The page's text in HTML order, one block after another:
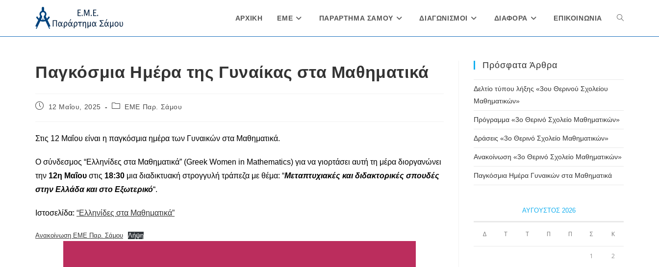
ΑΡΧΙΚΗ ΕΜΕ ΠΑΡΑΡΤΗΜΑ ΣΑΜΟΥ ΔΙΑΓΩΝΙΣΜΟΙ ΔΙΑΦΟΡΑ ΕΠΙΚΟΙΝΩΝΙΑ Toggle
Παγκόσμια Ημέρα της Γυναίκας στα Μαθηματικά
Post12 Μαΐου, 2025
PostΕΜΕ Παρ. Σάμου
Στις 12 Μαΐου είναι η παγκόσμια ημέρα των Γυναικών στα Μαθηματικά.
Ο σύνδεσμος “Ελληνίδες στα Μαθηματικά” (Greek Women in Mathematics) για να γιορτάσει αυτή τη μέρα διοργανώνει
την 12η Μαΐου στις 18:30 μια διαδικτυακή στρογγυλή τράπεζα με θέμα: “Μεταπτυχιακές και διδακτορικές σπουδές
στην Ελλάδα και στο Εξωτερικό“.
Ιστοσελίδα: “Ελληνίδες στα Μαθηματικά”
Ανακοίνωση ΕΜΕ Παρ. Σάμου Λήψη
Πρόσφατα Άρθρα
Δελτίο τύπου λήξης «3ου Θερινού Σχολείου
Μαθηματικών»
Πρόγραμμα «3ο Θερινό Σχολείο Μαθηματικών»
Δράσεις «3ο Θερινό Σχολείο Μαθηματικών»
Ανακοίνωση «3ο Θερινό Σχολείο Μαθηματικών»
Παγκόσμια Ημέρα Γυναικών στα Μαθηματικά
ΑΎΓΟΥΣΤΟΣ 2026
Δ Τ Τ Π Π Σ Κ
1 2